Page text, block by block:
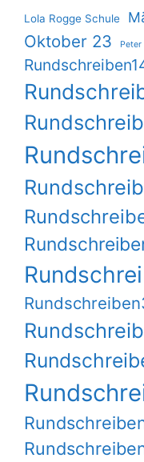
Lola Rogge Schule
Oktober 23